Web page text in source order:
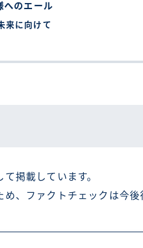
へのエール
来に向けて
掲載しています。
、ファクトチェックは今後